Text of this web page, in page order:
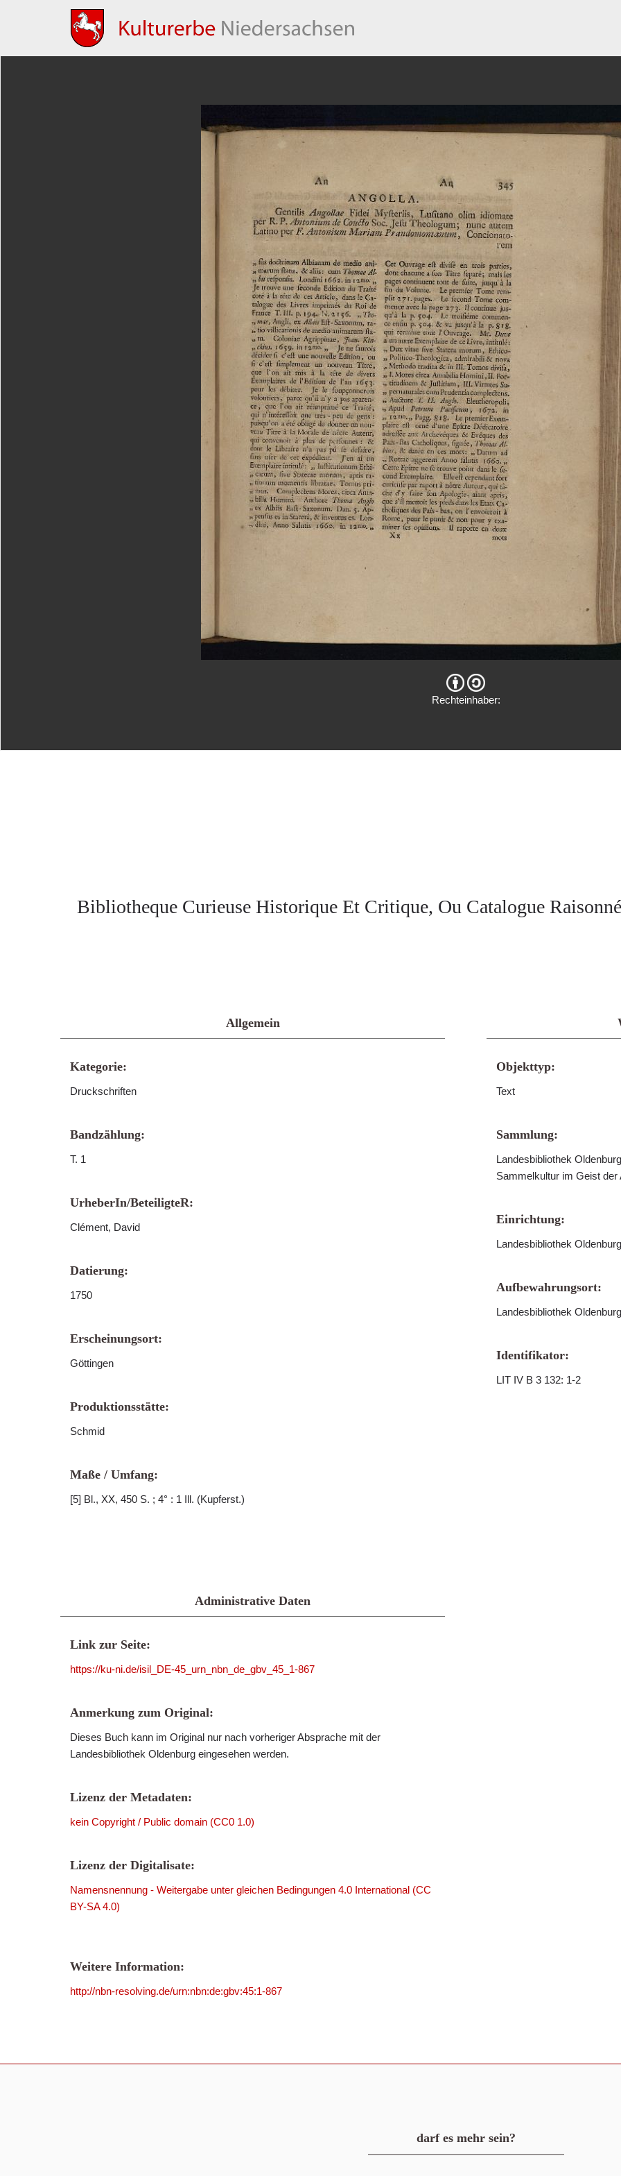
Rechteinhaber:
Bibliotheque Curieuse Historique Et Critique, Ou Catalogue
Allgemein
Kategorie:
Druckschriften
Bandzählung:
T. 1
UrheberIn/BeteiligteR:
Clément, David
Datierung:
1750
Erscheinungsort:
Göttingen
Produktionsstätte:
Schmid
Maße / Umfang:
[5] Bl., XX, 450 S. ; 4° : 1 Ill. (Kupferst.)
Objekttyp:
Text
Sammlung:
Landesbibliothek
Sammelkultur im Geist
Einrichtung:
Landesbibliothek
Aufbewahrungsort:
Landesbibliothek Oldenburg
Identifikator:
LIT IV B 3 132: 1-2
Administrative Daten
Link zur Seite:
https://ku-ni.de/isil_DE-45_urn_nbn_de_gbv_45_1-867
Anmerkung zum Original:
Dieses Buch kann im Original nur nach vorheriger Absprache mit der
Landesbibliothek Oldenburg eingesehen werden.
Lizenz der Metadaten:
kein Copyright / Public domain (CC0 1.0)
Lizenz der Digitalisate:
Namensnennung - Weitergabe unter gleichen Bedingungen 4.0 International (CC
BY-SA 4.0)
Weitere Information:
http://nbn-resolving.de/urn:nbn:de:gbv:45:1-867
darf es mehr sein?